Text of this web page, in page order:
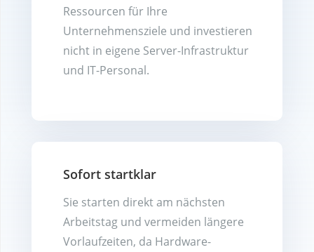
Ressourcen für Ihre
Unternehmensziele und investieren
nicht in eigene Server-Infrastruktur
und IT-Personal.
Sofort startklar
Sie starten direkt am nächsten
Arbeitstag und vermeiden längere
Vorlaufzeiten, da Hardware-